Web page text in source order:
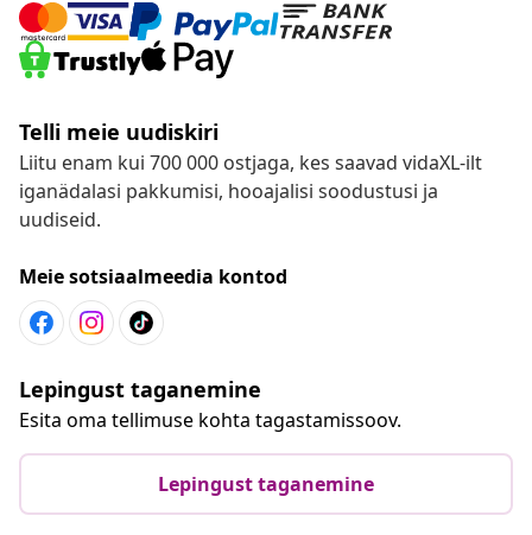
Telli meie uudiskiri
Liitu enam kui 700 000 ostjaga, kes saavad vidaXL-ilt
iganädalasi pakkumisi, hooajalisi soodustusi ja
uudiseid.
Meie sotsiaalmeedia kontod
Lepingust taganemine
Esita oma tellimuse kohta tagastamissoov.
Lepingust taganemine